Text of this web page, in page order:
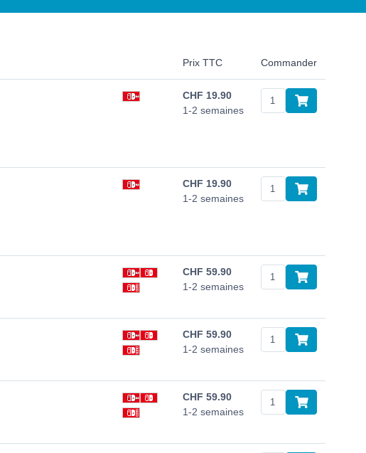
Prix TTC Commander
CHF 19.90
1-2 semaines
CHF 19.90
1-2 semaines
CHF 59.90
1-2 semaines
CHF 59.90
1-2 semaines
CHF 59.90
1-2 semaines